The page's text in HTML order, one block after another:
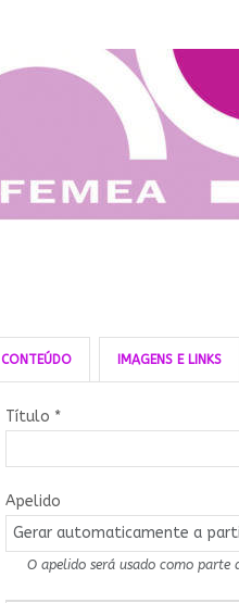
CONTEÚDO IMAGENS E LINKS
Título *
Apelido
O apelido será usado como parte